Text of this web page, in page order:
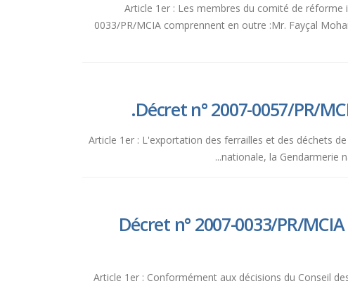
Article 1er : Les membres du comité de
0033/PR/MCIA comprennent en outre :Mr. Fayçal
Décret n° 2007-0057/PR/
Article 1er : L'exportation des ferrailles et des déchets
nationale, la Gendarmerie
Décret n° 2007-0033/PR/
Article 1er : Conformément aux décisions du Conseil